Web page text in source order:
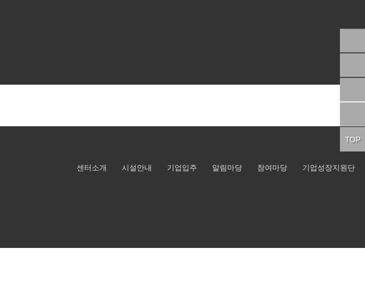
TOP
센터소개 시설안내 기업입주 알림마당 참여마당 기업성장지원단